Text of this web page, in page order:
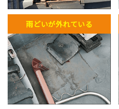
雨どいが外れている